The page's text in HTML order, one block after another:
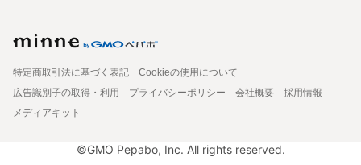
特定商取引法に基づく表記
Cookieの使用について
広告識別子の取得・利用
プライバシーポリシー 会社概要
採用情報
メディアキット
©GMO Pepabo, Inc. All rights reserved.